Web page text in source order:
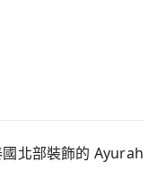
北部裝飾的 Ayurah